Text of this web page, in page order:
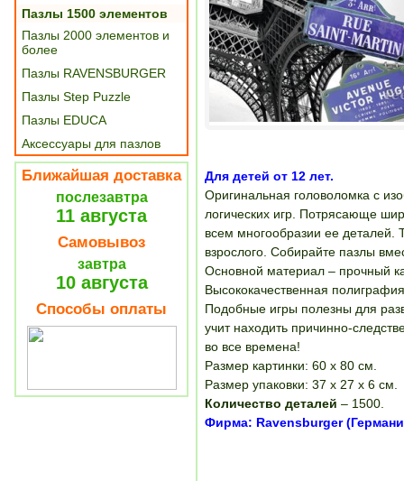
Пазлы 1500 элементов
Пазлы 2000 элементов и
более
Пазлы RAVENSBURGER
Пазлы Step Puzzle
Пазлы EDUCA
Аксессуары для пазлов
Ближайшая доставка
послезавтра
11 августа
Самовывоз
завтра
10 августа
Способы оплаты
Для детей от 12 лет.
Оригинальная головоломка с
логических игр. Потрясающе
всем многообразии ее деталей.
взрослого. Собирайте пазлы
Основной материал – прочный
Высококачественная
Подобные игры полезны для
учит находить причинно-
во все времена!
Размер картинки: 60 х 80 см.
Размер упаковки: 37 х 27 х 6 см.
Количество деталей – 1500.
Фирма: Ravensburger